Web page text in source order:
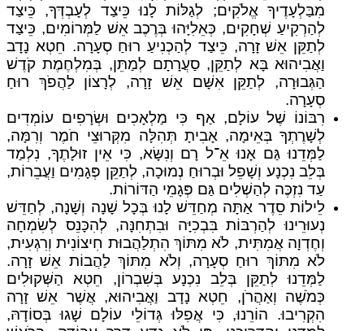
מִבַּלְעָדֶיךָ אֱלֹקִים; לְגַלּוֹת לָנוּ כֵּיצַד לְעָבְדְּךָ, כֵּיצַד
לְהַרְקִיעַ שְׁחָקִים, כְּאֵלִיָּהוּ בְּרֶכֶב אֵשׁ לַמְּרוֹמִים, כֵּיצַד
לְתַקֵּן אֵשׁ זָרָה, כֵּיצַד לְהַכְנִיעַ רוּחַ סְעָרָה. חֵטְא נָדָב
וַאֲבִיהוּא בָּא לְתַקֵּן, סַעֲרָתָם לְמַתֵּן, בְּמִלְחֶמֶת קֹדֶשׁ
הַגְּבוּרָה, לְתַקֵּן אִשָּׁם אֵשׁ זָרָה, לְרָצוֹן לַהֲפֹךְ רוּחַ
סְעָרָה.
רִבּוֹנוֹ שֶׁל עוֹלָם, אַף כִּי מַלְאָכִים וּשְׂרָפִים עוֹמְדִים
לְשָׁרֶתְךָ בְּאֵימָה, אָבִיתָ תְּהִלָּה מִקְּרוּצֵי חֹמֶר וְרִמָּה,
לַמְּדֵנוּ גַּם אָנוּ אֵ־ל רָם וְנִשָּׂא, כִּי אֵין זוּלָתֶךָ, נִלְמַד
בְּלֵב נִכְנָע וְשָׁפֵל וּבְרוּחַ נְמוּכָה, לְתַקֵּן פְּגָמִים וַעֲבֵרוֹת,
עַד נִזְכֶּה לְהַשְׁלִים גַּם פְּגָמֵי הַדּוֹרוֹת.
לֵילוֹת סֵדֶר אַתָּה מְחַדֵּשׁ לָנוּ בְּכָל שָׁנָה וְשָׁנָה, לְחַדֵּשׁ
נְעוּרֵינוּ לְהַרְבּוֹת בִּבְכִיָּה וּבִתְחִנָּה, לְהִכָּנֵס לְשִׂמְחָה
וְחֶדְוָה אֲמִתִּית, לֹא מִתּוֹךְ הִתְלַהֲבוּת חִיצוֹנִית וְרִגְעִית,
לֹא מִתּוֹךְ רוּחַ סְעָרָה, וְלֹא מִתּוֹךְ לַהֲבוֹת אֵשׁ זָרָה.
לַמְּדֵנוּ לְתַקֵּן בְּלֵב נִכְנָע בְּשִׁבְרוֹן, חֵטְא הַשְּׁקוּלִים
כְּמֹשֶׁה וְאַהֲרֹן, חֵטְא נָדָב וַאֲבִיהוּא, אֲשֶׁר אֵשׁ זָרָה
הִקְרִיבוּ. הוֹרֵנוּ, כִּי אֲפִלּוּ גְּדוֹלֵי עוֹלָם שָׁגוּ בְּסוֹדָהּ,